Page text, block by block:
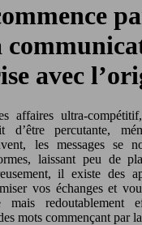
avec
affaires ultra-
d’être percutante,
les messages se
laissant peu de
il existe des
vos échanges et
mais redoutablement
mots commençant par